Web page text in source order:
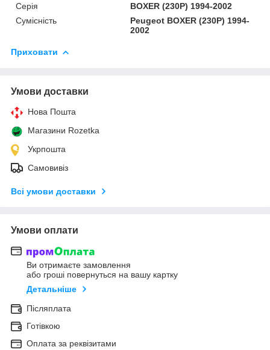
Серія
BOXER (230P) 1994-2002
Сумісність
Peugeot BOXER (230P) 1994-
2002
Приховати
Умови доставки
Нова Пошта
Магазини Rozetka
Укрпошта
Самовивіз
Всі умови доставки
Умови оплати
Ви отримаєте замовлення
або гроші повернуться на вашу картку
Детальніше
Післяплата
Готівкою
Оплата за реквізитами